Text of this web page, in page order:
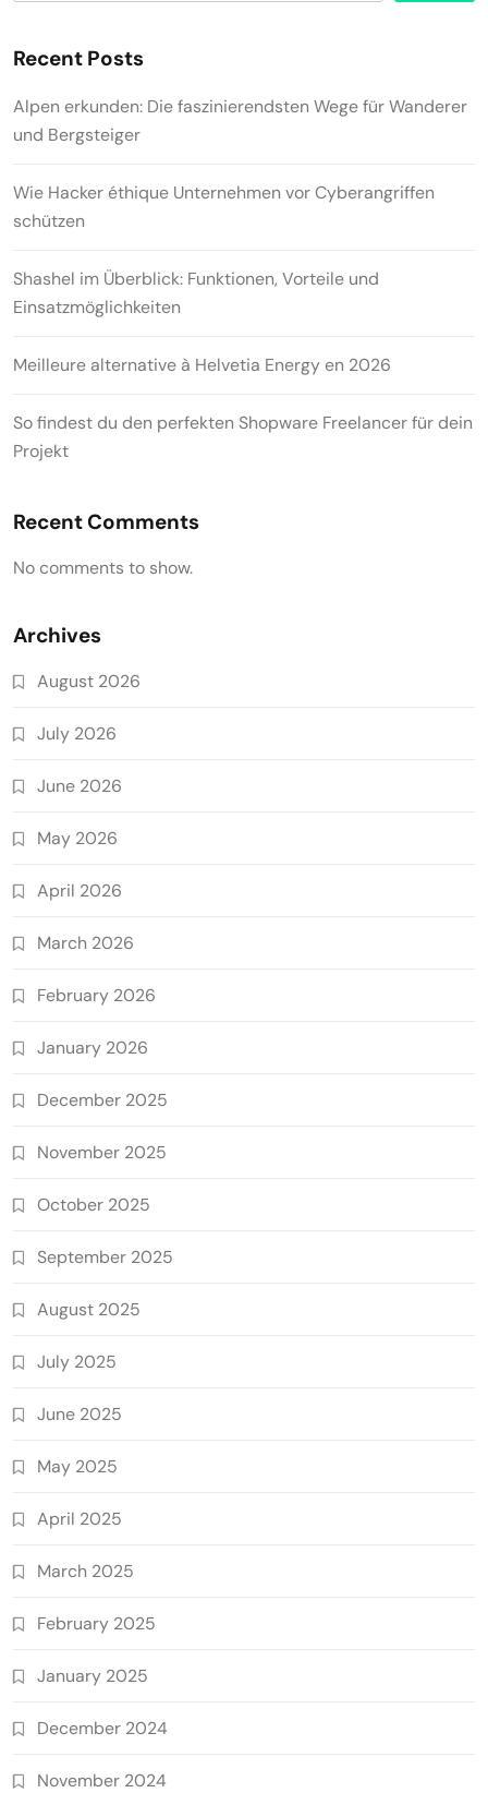
Recent Posts
Alpen erkunden: Die faszinierendsten Wege für Wanderer
und Bergsteiger
Wie Hacker éthique Unternehmen vor Cyberangriffen
schützen
Shashel im Überblick: Funktionen, Vorteile und
Einsatzmöglichkeiten
Meilleure alternative à Helvetia Energy en 2026
So findest du den perfekten Shopware Freelancer für dein
Projekt
Recent Comments
No comments to show.
Archives
August 2026
July 2026
June 2026
May 2026
April 2026
March 2026
February 2026
January 2026
December 2025
November 2025
October 2025
September 2025
August 2025
July 2025
June 2025
May 2025
April 2025
March 2025
February 2025
January 2025
December 2024
November 2024